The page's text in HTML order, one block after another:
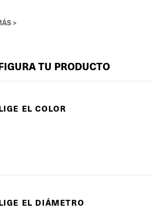
>
TU PRODUCTO
EL COLOR
EL DIÁMETRO